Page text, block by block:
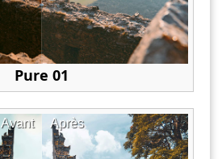
Pure 01
Après
Avant